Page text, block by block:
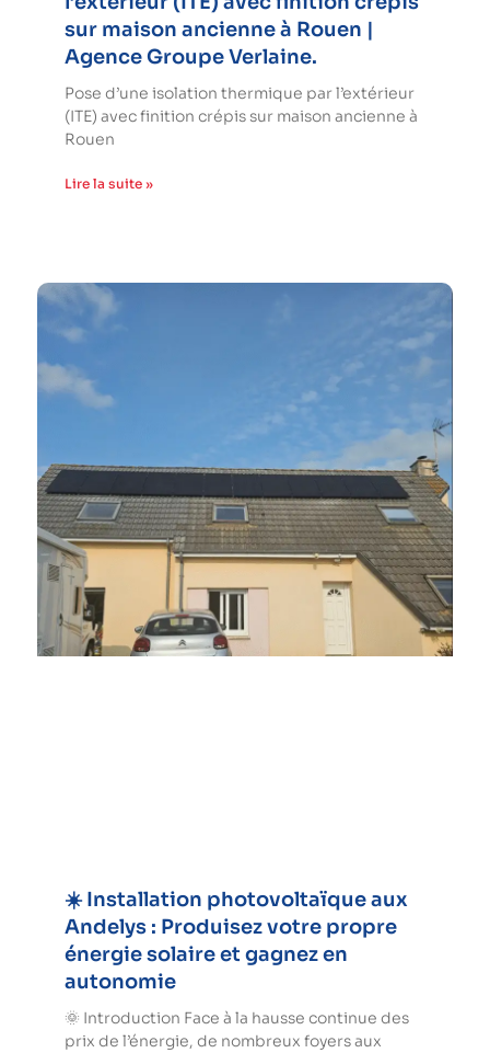
sur maison ancienne à Rouen |
Agence Groupe Verlaine.
Pose d’une isolation thermique par l’extérieur
(ITE) avec finition crépis sur maison ancienne à
Rouen
Lire la suite »
☀️ Installation photovoltaïque aux
Andelys : Produisez votre propre
énergie solaire et gagnez en
autonomie
🌞 Introduction Face à la hausse continue des
prix de l’énergie, de nombreux foyers aux